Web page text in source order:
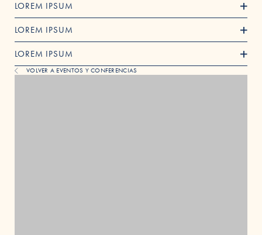
LOREM IPSUM
LOREM IPSUM
LOREM IPSUM
VOLVER A EVENTOS Y CONFERENCIAS